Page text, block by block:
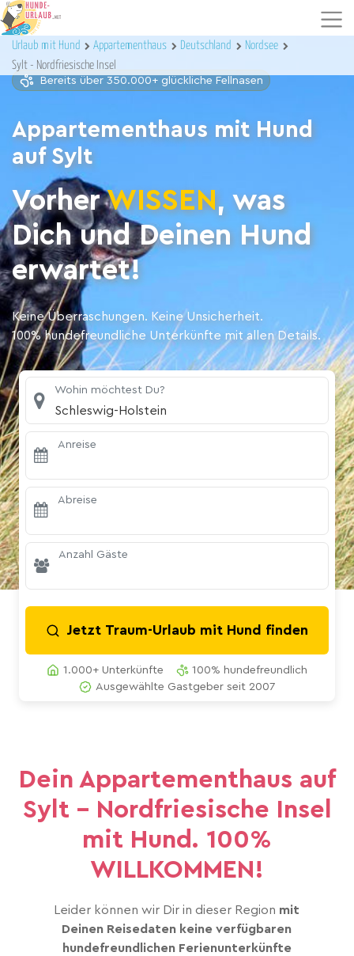
Urlaub mit Hund Appartementhaus Deutschland
Nordsee
Sylt - Nordfriesische Insel
Bereits über 350.000+ glückliche Fellnasen
Appartementhaus mit Hund
auf Sylt
VorherWISSEN, was
Dich und Deinen Hund
erwartet!
Keine Überraschungen. Keine Unsicherheit.
100% hundefreundliche Unterkünfte mit allen Details.
Wohin möchtest Du?
Schleswig-Holstein
Anreise
Abreise
Anzahl Gäste
Jetzt Traum-Urlaub mit Hund finden
1.000+ Unterkünfte
100% hundefreundlich
Ausgewählte Gastgeber seit 2007
Dein Appartementhaus auf
Sylt - Nordfriesische Insel
mit Hund. 100%
WILLKOMMEN!
Leider können wir Dir in dieser Region mit
Deinen Reisedaten keine verfügbaren
hundefreundlichen Ferienunterkünfte